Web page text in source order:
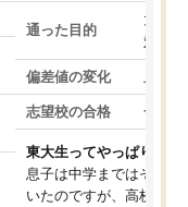
通った目的
大学
対策
偏差値の変化
志望校の合格 合格
東大生ってやっぱりすご
息子は中学まではそこそ
いたのですが、高校に入